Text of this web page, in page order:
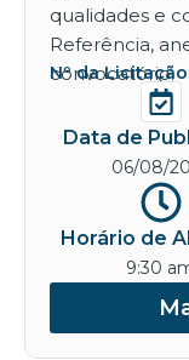
qualidades e
Referência,
convocatório.
Nº da
Data de
06/08/
Horário de
9:30